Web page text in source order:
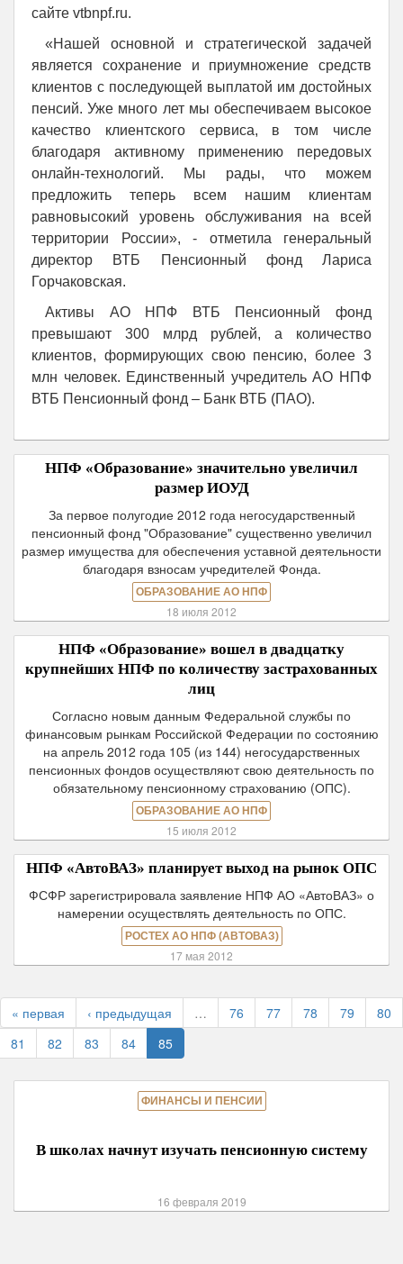
сайте vtbnpf.ru.
«Нашей основной и стратегической задачей
является сохранение и приумножение средств
клиентов с последующей выплатой им достойных
пенсий. Уже много лет мы обеспечиваем высокое
качество клиентского сервиса, в том числе
благодаря активному применению передовых
онлайн-технологий. Мы рады, что можем
предложить теперь всем нашим клиентам
равновысокий уровень обслуживания на всей
территории России», - отметила генеральный
директор ВТБ Пенсионный фонд Лариса
Горчаковская.
Активы АО НПФ ВТБ Пенсионный фонд
превышают 300 млрд рублей, а количество
клиентов, формирующих свою пенсию, более 3
млн человек. Единственный учредитель АО НПФ
ВТБ Пенсионный фонд – Банк ВТБ (ПАО).
НПФ «Образование» значительно увеличил
размер ИОУД
За первое полугодие 2012 года негосударственный
пенсионный фонд "Образование" существенно увеличил
размер имущества для обеспечения уставной деятельности
благодаря взносам учредителей Фонда.
ОБРАЗОВАНИЕ АО НПФ
18 июля 2012
НПФ «Образование» вошел в двадцатку
крупнейших НПФ по количеству застрахованных
лиц
Согласно новым данным Федеральной службы по
финансовым рынкам Российской Федерации по состоянию
на апрель 2012 года 105 (из 144) негосударственных
пенсионных фондов осуществляют свою деятельность по
обязательному пенсионному страхованию (ОПС).
ОБРАЗОВАНИЕ АО НПФ
15 июля 2012
НПФ «АвтоВАЗ» планирует выход на рынок ОПС
ФСФР зарегистрировала заявление НПФ АО «АвтоВАЗ» о
намерении осуществлять деятельность по ОПС.
РОСТЕХ АО НПФ (АВТОВАЗ)
17 мая 2012
« первая ‹ предыдущая … 76 77 78 79
80
81
82 83 84 85
ФИНАНСЫ И ПЕНСИИ
В школах начнут изучать пенсионную систему
16 февраля 2019